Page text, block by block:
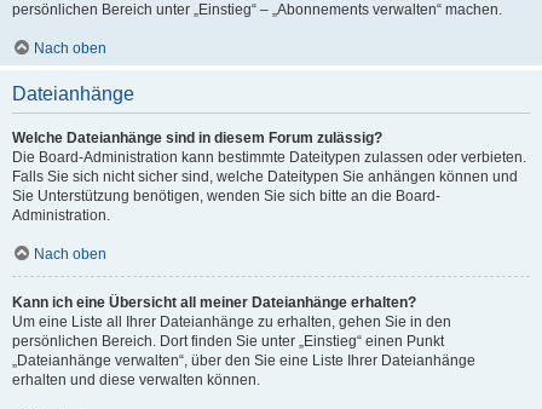
persönlichen Bereich unter „Einstieg“ – „Abonnements verwalten“ machen.
Nach oben
Dateianhänge
Welche Dateianhänge sind in diesem Forum zulässig?
Die Board-Administration kann bestimmte Dateitypen zulassen oder verbieten.
Falls Sie sich nicht sicher sind, welche Dateitypen Sie anhängen können und
Sie Unterstützung benötigen, wenden Sie sich bitte an die Board-
Administration.
Nach oben
Kann ich eine Übersicht all meiner Dateianhänge erhalten?
Um eine Liste all Ihrer Dateianhänge zu erhalten, gehen Sie in den
persönlichen Bereich. Dort finden Sie unter „Einstieg“ einen Punkt
„Dateianhänge verwalten“, über den Sie eine Liste Ihrer Dateianhänge
erhalten und diese verwalten können.